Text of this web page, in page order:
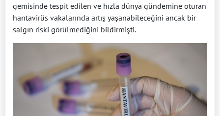
gemisinde tespit edilen ve hızla dünya gündemine oturan
hantavirüs vakalarında artış yaşanabileceğini ancak bir
salgın riski görülmediğini bildirmişti.